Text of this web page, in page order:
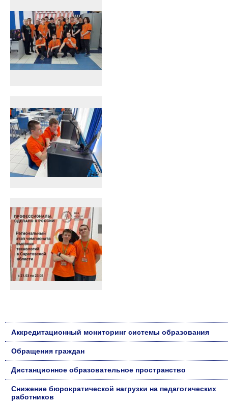
Аккредитационный мониторинг системы образования
Обращения граждан
Дистанционное образовательное пространство
Снижение бюрократической нагрузки на педагогических
работников